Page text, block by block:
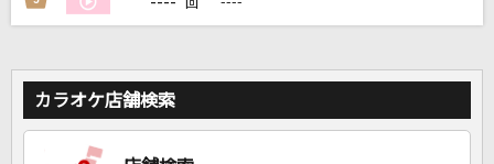
回
カラオケ店舗検索